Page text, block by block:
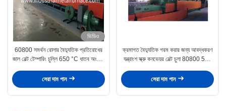
ভিডিও
60800 সমর্থন রোলার বৈদ্যুতিক প্রতিরোধের
জাল বেল্ট টেম্পারিং চুল্লি 650 °C ধাতব অংশের
সেরা দাম পান
ক্রমাগত বৈদ্যুতিক গরম করার জন্য আবদ্ধকরণ
যন্ত্রাংশ স্ক্রু কনভেয়র বেল্ট চুলা 80800 500
সেরা দাম পান